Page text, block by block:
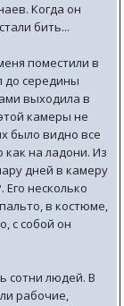
Когда он
бить...
поместили в
до середины
выходила в
камеры не
было видно все
на ладони. Из
дней в камеру
несколько
в костюме,
с собой он
сотни людей. В
рабочие,